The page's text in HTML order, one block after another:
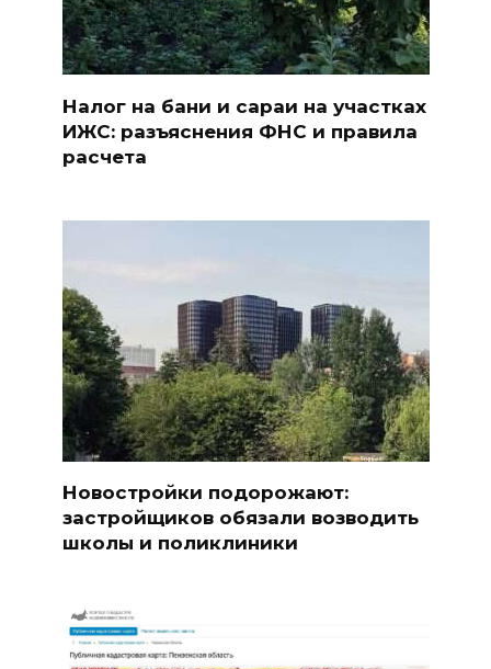
Налог на бани и сараи на участках
ИЖС: разъяснения ФНС и правила
расчета
Новостройки подорожают:
застройщиков обязали возводить
школы и поликлиники